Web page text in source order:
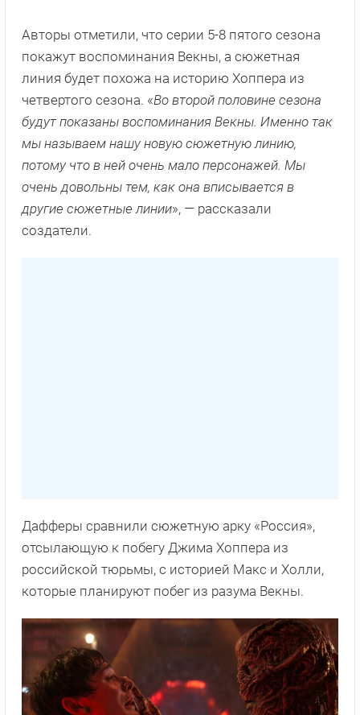
Авторы отметили, что серии 5-8 пятого сезона
покажут воспоминания Векны, а сюжетная
линия будет похожа на историю Хоппера из
четвертого сезона. «Во второй половине сезона
будут показаны воспоминания Векны. Именно так
мы называем нашу новую сюжетную линию,
потому что в ней очень мало персонажей. Мы
очень довольны тем, как она вписывается в
другие сюжетные линии», — рассказали
создатели.
Дафферы сравнили сюжетную арку «Россия»,
отсылающую к побегу Джима Хоппера из
российской тюрьмы, с историей Макс и Холли,
которые планируют побег из разума Векны.